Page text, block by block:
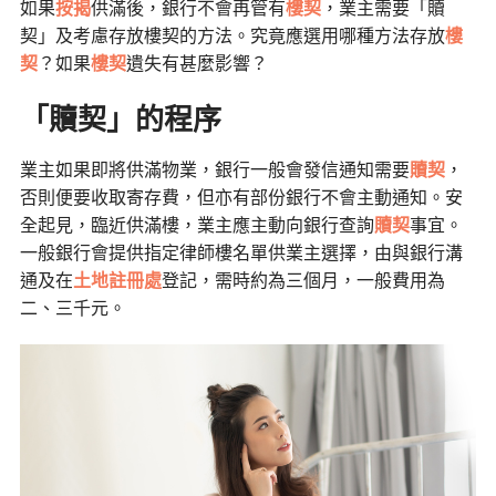
如果按揭供滿後，銀行不會再管有樓契，業主需要「贖
契」及考慮存放樓契的方法。究竟應選用哪種方法存放樓
契？如果樓契遺失有甚麼影響？
「贖契」的程序
業主如果即將供滿物業，銀行一般會發信通知需要贖契，
否則便要收取寄存費，但亦有部份銀行不會主動通知。安
全起見，臨近供滿樓，業主應主動向銀行查詢贖契事宜。
一般銀行會提供指定律師樓名單供業主選擇，由與銀行溝
通及在土地註冊處登記，需時約為三個月，一般費用為
二、三千元。